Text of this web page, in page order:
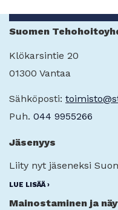
Suomen
Klökarsintie 20
01300 Vantaa
Sähköposti:
Puh. 044 9955266
Jäsenyys
Liity nyt jäseneksi
LUE LISÄÄ ›
Mainostaminen ja